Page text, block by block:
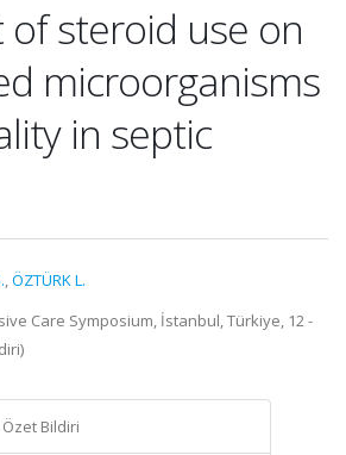
of steroid use on
microorganisms
in septic
,ÖZTÜRK L.
Care Symposium, İstanbul, Türkiye, 12 -
Bildiri